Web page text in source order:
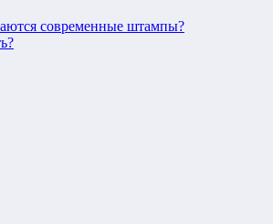
современные штампы?